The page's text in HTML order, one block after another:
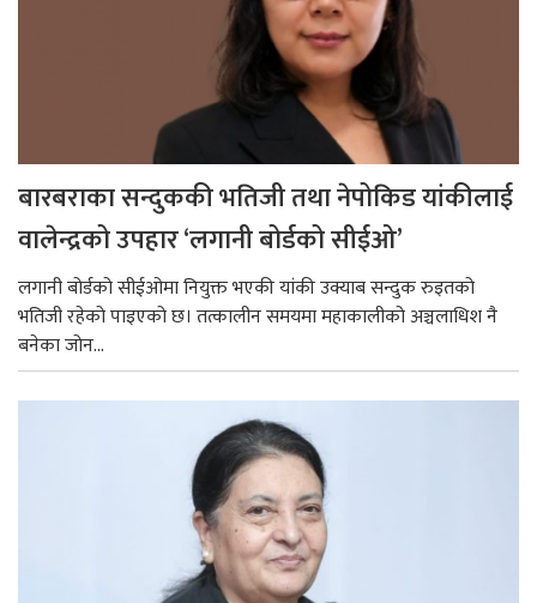
बारबराका सन्दुककी भतिजी तथा नेपोकिड यांकीलाई
वालेन्द्रको उपहार ‘लगानी बोर्डको सीईओ’
लगानी बोर्डको सीईओमा नियुक्त भएकी यांकी उक्याब सन्दुक रुइतको
भतिजी रहेको पाइएको छ। तत्कालीन समयमा महाकालीको अञ्चलाधिश नै
बनेका जोन...